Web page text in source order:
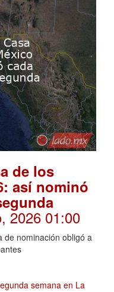
de los
así nominó
2026 01:00
de nominación obligó a